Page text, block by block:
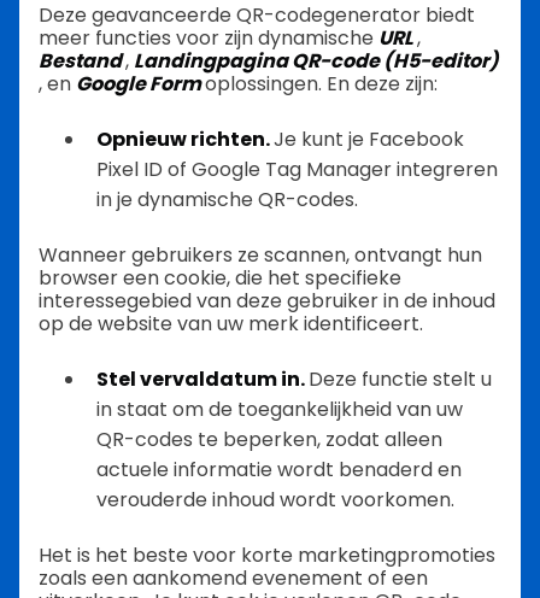
Deze geavanceerde QR-codegenerator biedt
meer functies voor zijn dynamische URL,
Bestand, Landingpagina QR-code (H5-editor)
, en Google Formoplossingen. En deze zijn:
Opnieuw richten.Je kunt je Facebook
Pixel ID of Google Tag Manager integreren
in je dynamische QR-codes.
Wanneer gebruikers ze scannen, ontvangt hun
browser een cookie, die het specifieke
interessegebied van deze gebruiker in de inhoud
op de website van uw merk identificeert.
Stel vervaldatum in.Deze functie stelt u
in staat om de toegankelijkheid van uw
QR-codes te beperken, zodat alleen
actuele informatie wordt benaderd en
verouderde inhoud wordt voorkomen.
Het is het beste voor korte marketingpromoties
zoals een aankomend evenement of een